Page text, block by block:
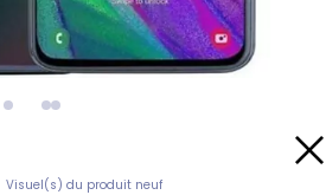
Visuel(s) du produit neuf